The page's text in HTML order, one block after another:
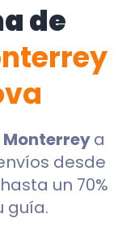
de
Monterreya
desde
un 70%
guía.